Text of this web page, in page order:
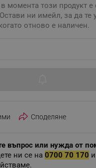
момента този продукт е
ни имейл, за да те
отново е наличен.
Споделяне
въпрос или нужда от
ни се на 0700 70 170